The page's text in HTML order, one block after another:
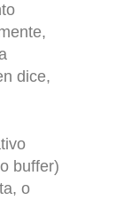
dice,
buffer)
o